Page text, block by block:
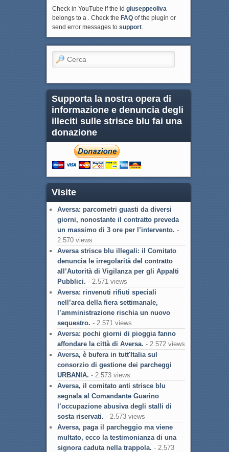
Check in YouTube if the id giuseppeoliva
belongs to a . Check the FAQof the plugin or
send error messages to support.
Cerca
Supporta la nostra opera di
informazione e denuncia degli
illeciti sulle strisce blu fai una
donazione
Visite
Aversa: parcometri guasti da diversi
giorni, nonostante il contratto preveda
un massimo di 3 ore per l’intervento. -
2.570 views
Aversa strisce blu illegali: il Comitato
denuncia le irregolarità del contratto
all’Autorità di Vigilanza per gli Appalti
Pubblici. - 2.571 views
Aversa: rinvenuti rifiuti speciali
nell’area della fiera settimanale,
l’amministrazione rischia un nuovo
sequestro. - 2.571 views
Aversa: pochi giorni di pioggia fanno
affondare la città di Aversa. - 2.572 views
Aversa, è bufera in tutt'Italia sul
consorzio di gestione dei parcheggi
URBANIA. - 2.573 views
Aversa, il comitato anti strisce blu
segnala al Comandante Guarino
l’occupazione abusiva degli stalli di
sosta riservati. - 2.573 views
Aversa, paga il parcheggio ma viene
multato, ecco la testimonianza di una
signora caduta nella trappola. - 2.573